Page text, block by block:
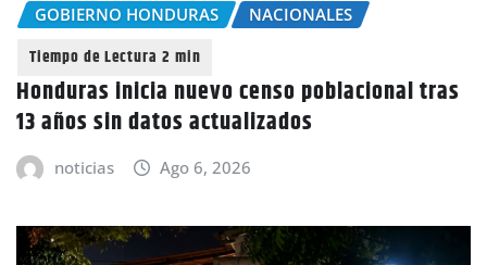
GOBIERNO HONDURAS NACIONALES
Honduras inicia nuevo censo poblacional tras
13 años sin datos actualizados
noticias Ago 6, 2026